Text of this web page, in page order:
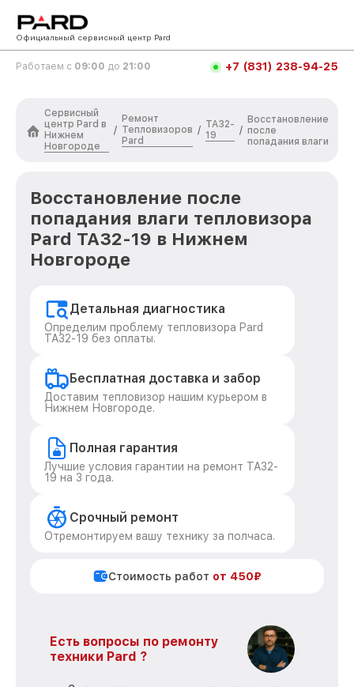
Официальный сервисный центр Pard
Работаем с 09:00 до 21:00 +7 (831) 238-94-25
Сервисный
центр Pard в
Нижнем
Новгороде
/
Ремонт
Тепловизоров
Pard
/
TA32-
19
/
Восстановление
после
попадания влаги
Восстановление после
попадания влаги тепловизора
Pard TA32-19 в Нижнем
Новгороде
Детальная диагностика
Определим проблему тепловизора Pard
TA32-19 без оплаты.
Бесплатная доставка и забор
Доставим тепловизор нашим курьером в
Нижнем Новгороде.
Полная гарантия
Лучшие условия гарантии на ремонт TA32-
19 на 3 года.
Срочный ремонт
Отремонтируем вашу технику за полчаса.
Стоимость работ от 450₽
Есть вопросы по ремонту
техники Pard ?